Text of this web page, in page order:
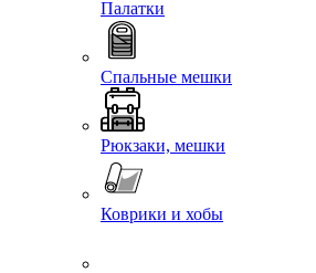
Палатки
Спальные мешки
Рюкзаки, мешки
Коврики и хобы